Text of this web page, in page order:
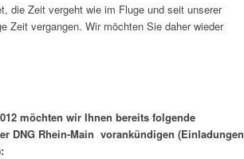
die Zeit vergeht wie im Fluge und seit unserer
Zeit vergangen. Wir möchten Sie daher wieder
möchten wir Ihnen bereits folgende
DNG Rhein-Main vorankündigen (Einladungen